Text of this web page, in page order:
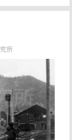
所